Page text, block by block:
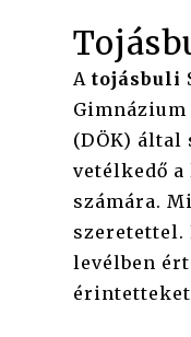
Atojásbuli
(DÖK) által
vetélkedő
számára.
levélben